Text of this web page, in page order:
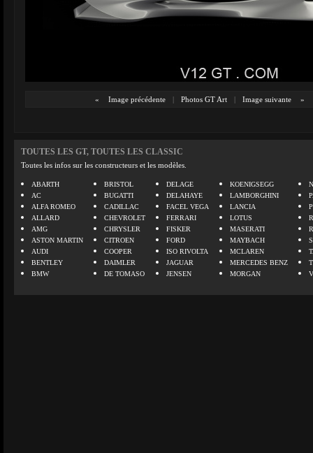
« Image précédente | Photos GT Art | Image suivante »
TOUTES LES GT, TOUTES LES CLASSIC
Toutes les infos sur les constructeurs et les modèles.
ABARTH
AC
ALFA ROMEO
ALLARD
AMG
ASTON MARTIN
AUDI
BENTLEY
BMW
BRISTOL
BUGATTI
CADILLAC
CHEVROLET
CHRYSLER
CITROEN
COOPER
DAIMLER
DE TOMASO
DELAGE
DELAHAYE
FACEL VEGA
FERRARI
FISKER
FORD
ISO RIVOLTA
JAGUAR
JENSEN
KOENIGSEGG
LAMBORGHINI
LANCIA
LOTUS
MASERATI
MAYBACH
MCLAREN
MERCEDES BENZ
MORGAN